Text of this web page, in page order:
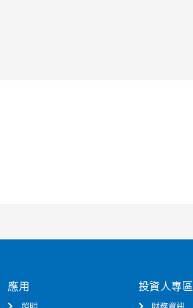
應用 投資人專區